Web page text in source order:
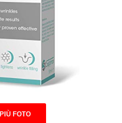
PIÙ FOTO